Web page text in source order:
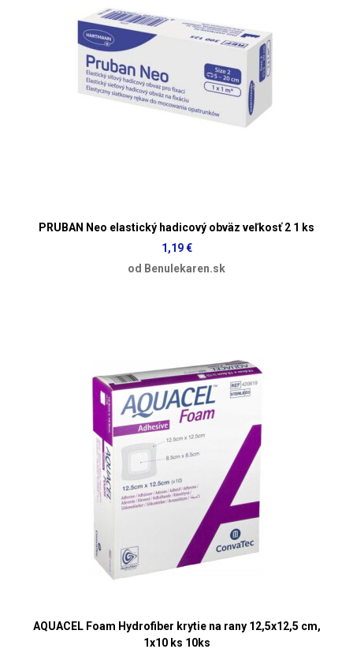
PRUBAN Neo elastický hadicový obväz veľkosť 2 1 ks
1,19 €
od Benulekaren.sk
AQUACEL Foam Hydrofiber krytie na rany 12,5x12,5 cm,
1x10 ks 10ks